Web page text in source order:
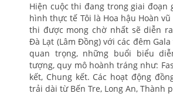
Hiện cuộc thi đang trong giai đoạn
hình thực tế Tôi là Hoa hậu Hoàn
thi được mong chờ nhất sẽ diễn
Đà Lạt (Lâm Đồng) với các đêm
quan trọng, những buổi biểu
tượng, quy mô hoành tráng như:
kết, Chung kết. Các hoạt động
trải dài từ Bến Tre, Long An, Thành